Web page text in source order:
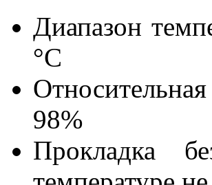
Диапазон
°С
98%
Прокладка